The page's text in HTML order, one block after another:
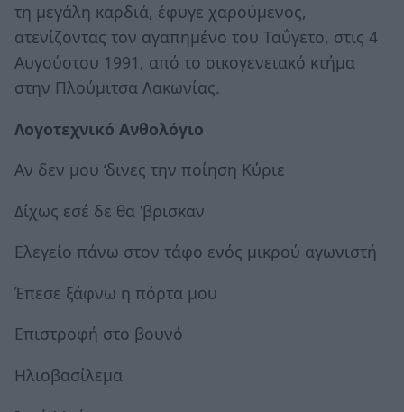
τη μεγάλη καρδιά, έφυγε χαρούμενος,
ατενίζοντας τον αγαπημένο του Ταΰγετο, στις 4
Αυγούστου 1991, από το οικογενειακό κτήμα
στην Πλούμιτσα Λακωνίας.
Λογοτεχνικό Ανθολόγιο
Αν δεν μου ‘δινες την ποίηση Κύριε
Δίχως εσέ δε θα ‛βρισκαν
Ελεγείο πάνω στον τάφο ενός μικρού αγωνιστή
Έπεσε ξάφνω η πόρτα μου
Επιστροφή στο βουνό
Ηλιοβασίλεμα